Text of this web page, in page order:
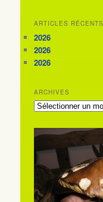
ARTICLES RÉCENTS
2026
2026
2026
ARCHIVES
ARCHIVES